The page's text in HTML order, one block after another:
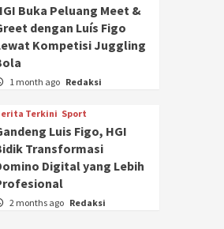
Buka Peluang Meet &
dengan Luís Figo
Kompetisi Juggling
1 month ago Redaksi
Terkini Sport
Luis Figo, HGI
Transformasi
Digital yang Lebih
2 months ago Redaksi